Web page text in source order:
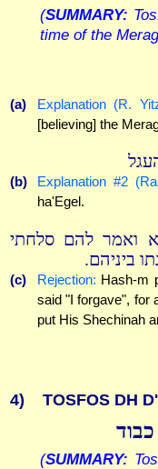
(SUMMARY:
time of the
(a) Explanation (R.
[believing] the
(b) Explanation #2
ha'Egel.
ואמר להם סלחתי
ביניהם.
(c) Rejection: Hash-m
said "I forgave", for
put His Shechinah
4) TOSFOS DH
(SUMMARY: